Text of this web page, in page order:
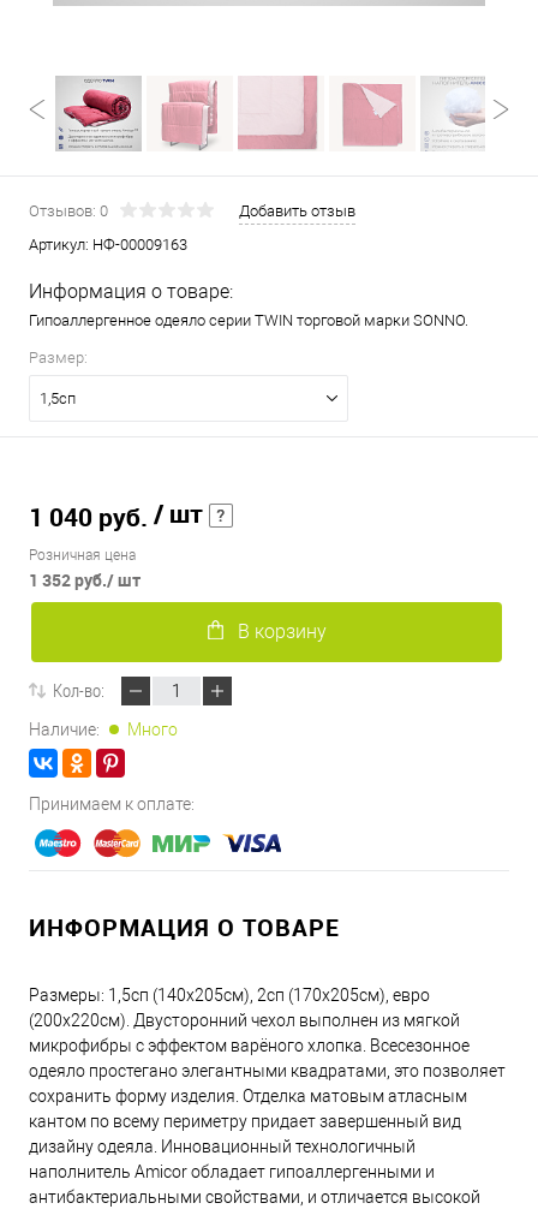
Отзывов: 0
Добавить отзыв
Артикул: НФ-00009163
Информация о товаре:
Гипоаллергенное одеяло серии TWIN торговой марки SONNO.
Размер:
1,5сп
1 040 руб. / шт
Розничная цена
1 352 руб./ шт
В корзину
Кол-во:
Наличие: Много
Принимаем к оплате:
ИНФОРМАЦИЯ О ТОВАРЕ
Размеры: 1,5сп (140х205см), 2сп (170х205см), евро
(200х220см). Двусторонний чехол выполнен из мягкой
микрофибры с эффектом варёного хлопка. Всесезонное
одеяло простегано элегантными квадратами, это позволяет
сохранить форму изделия. Отделка матовым атласным
кантом по всему периметру придает завершенный вид
дизайну одеяла. Инновационный технологичный
наполнитель Amicor обладает гипоаллергенными и
антибактериальными свойствами, и отличается высокой